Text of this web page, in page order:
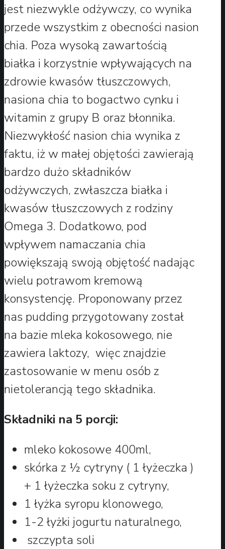
jest niezwykle odżywczy, co wynika
przede wszystkim z obecności nasion
chia. Poza wysoką zawartością
białka i korzystnie wpływających na
zdrowie kwasów tłuszczowych,
nasiona chia to bogactwo cynku i
witamin z grupy B oraz błonnika.
Niezwykłość nasion chia wynika z
faktu, iż w małej objętości zawierają
bardzo dużo składników
odżywczych, zwłaszcza białka i
kwasów tłuszczowych z rodziny
Omega 3. Dodatkowo, pod
wpływem namaczania chia
powiększają swoją objętość nadając
wielu potrawom kremową
konsystencję. Proponowany przez
nas pudding przygotowany został
na bazie mleka kokosowego, nie
zawiera laktozy, więc znajdzie
zastosowanie w menu osób z
nietolerancją tego składnika.
Składniki na 5 porcji:
mleko kokosowe 400ml,
skórka z ½ cytryny ( 1 łyżeczka )
+ 1 łyżeczka soku z cytryny,
1 łyżka syropu klonowego,
1-2 łyżki jogurtu naturalnego,
szczypta soli